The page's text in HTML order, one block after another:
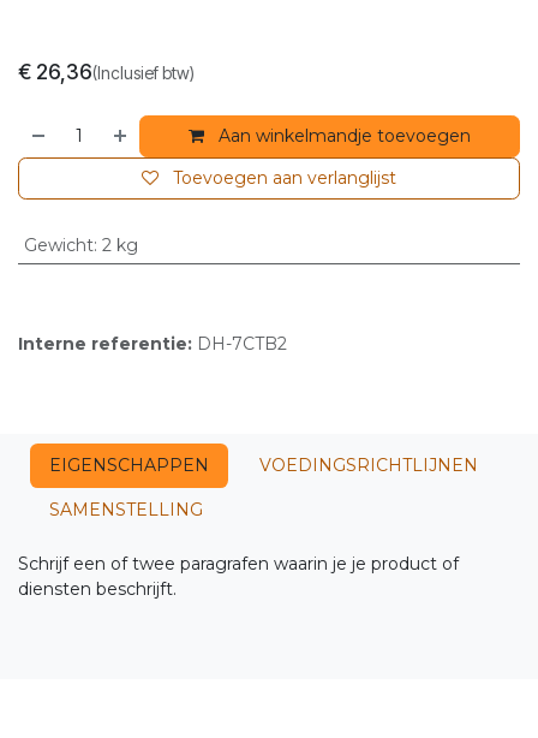
€ 26,36(Inclusief btw)
Aan winkelmandje toevoegen
Toevoegen aan verlanglijst
Gewicht: 2 kg
Interne referentie: DH-7CTB2
EIGENSCHAPPEN VOEDINGSRICHTLIJNEN
SAMENSTELLING
Schrijf een of twee paragrafen waarin je je product of
diensten beschrijft.